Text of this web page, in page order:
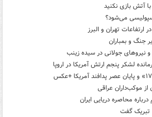
آتش بازی نکنید
می‌شود؟
ارتفاعات تهران و البرز
جنگ و بمباران
نیروهای جولانی در سیده زینب
لشکر پنجم ارتش آمریکا در اروپا
از موکب‌داران عراقی
محاصره دریایی ایران
تبریک گفت